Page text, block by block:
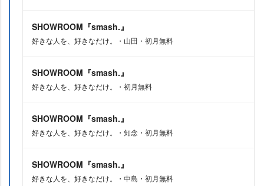
SHOWROOM『smash.』
好きな人を、好きなだけ。・山田・初月無料
SHOWROOM『smash.』
好きな人を、好きなだけ。・初月無料
SHOWROOM『smash.』
好きな人を、好きなだけ。・知念・初月無料
SHOWROOM『smash.』
好きな人を、好きなだけ。・中島・初月無料